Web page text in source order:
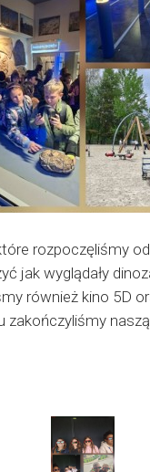
rozpoczęliśmy
jak wyglądały
również kino 5D